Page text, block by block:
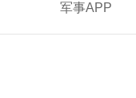
军事APP